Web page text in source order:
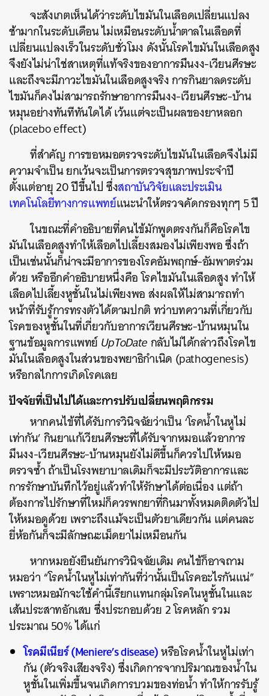
จะสังเกตเห็นได้ว่าระดับไขมันในเลือดเปลี่ยนแปลง
ช้ามากในระดับเดือน ไม่เหมือนระดับน้ำตาลในเลือดที่
เปลี่ยนแปลงเร็วในระดับชั่วโมง ดังนั้นโรคไขมันในเลือดสูง
จึงยังไม่น่าใช่สาเหตุที่แท้จริงของอาการมึนงง-เวียนศีรษะ
และถึงจะมีภาวะไขมันในเลือดสูงจริง การกินยาลดระดับ
ไขมันก็คงไม่สามารถรักษาอาการมึนงง-เวียนศีรษะ-บ้าน
หมุนอย่างทันทีทันใดได้ เว้นแต่จะเป็นผลของยาหลอก
(placebo effect)
ที่สำคัญ การขอหมอตรวจระดับไขมันในเลือดจึงไม่มี
ความจำเป็น ยกเว้นจะเป็นการตรวจสุขภาพประจำปี
ตั้งแต่อายุ 20 ปีขึ้นไป ซึ่งสถาบันวิจัยและประเมิน
เทคโนโลยีทางการแพทย์แนะนำให้ตรวจคัดกรองทุกๆ 5 ปี
ในขณะที่คำอธิบายที่คนไข้มักพูดตรงกันก็คือโรคไข
มันในเลือดสูงทำให้เลือดไปเลี้ยงสมองไม่เพียงพอ ซึ่งถ้า
เป็นเช่นนั้นก็น่าจะมีอาการของโรคอัมพฤกษ์-อัมพาตร่วม
ด้วย หรืออีกคำอธิบายหนึ่งคือ โรคไขมันในเลือดสูง ทำให้
เลือดไปเลี้ยงหูชั้นในไม่เพียงพอ ส่งผลให้ไม่สามารถทำ
หน้าที่รับรู้การทรงตัวได้ตามปกติ ทว่าบทความที่เกี่ยวกับ
โรคของหูชั้นในที่เกี่ยวกับอาการเวียนศีรษะ-บ้านหมุนใน
ฐานข้อมูลการแพทย์UpToDateกลับไม่ได้กล่าวถึงโรคไข
มันในเลือดสูงในส่วนของพยาธิกำเนิด (pathogenesis)
หรือกลไกการเกิดโรคเลย
ปัจจัยที่เป็นไปได้และการปรับเปลี่ยนพฤติกรรม
หากคนไข้ที่ได้รับการวินิจฉัยว่าเป็น ‘โรคน้ำในหูไม่
เท่ากัน’ กินยาแก้เวียนศีรษะที่ได้รับจากหมอแล้วอาการ
มึนงง-เวียนศีรษะ-บ้านหมุนยังไม่ดีขึ้นก็ควรไปให้หมอ
ตรวจซ้ำ ถ้าเป็นโรงพยาบาลเดิมก็จะมีประวัติอาการและ
การรักษาบันทึกไว้อยู่แล้วทำให้รักษาได้ต่อเนื่อง แต่ถ้า
ต้องการไปรักษาที่ใหม่ก็ควรพกยาที่กินมาทั้งหมดติดตัวไป
ให้หมอดูด้วย เพราะถึงแม้จะเป็นตัวยาเดียวกัน แต่คนละ
ยี่ห้อกันก็จะมีลักษณะเม็ดยาไม่เหมือนกัน
หากหมอยังยืนยันการวินิจฉัยเดิม คนไข้ก็อาจถาม
หมอว่า “โรคน้ำในหูไม่เท่ากันที่ว่านั้นเป็นโรคอะไรกันแน่”
เพราะหมอมักจะใช้คำนี้เรียกแทนกลุ่มโรคในหูชั้นในและ
เส้นประสาทอักเสบ ซึ่งประกอบด้วย 2 โรคหลัก รวม
ประมาณ 50% ได้แก่
โรคมีเนียร์ (Meniere’s disease)หรือโรคน้ำในหูไม่เท่า
กัน (ตัวจริงเสียงจริง) ซึ่งเกิดการจากปริมาณของน้ำใน
หูชั้นในเพิ่มขึ้นจนเกิดการบวมของท่อน้ำ ทำให้การรับรู้
ค้นหา
SHARE TWEET LINE EMAIL